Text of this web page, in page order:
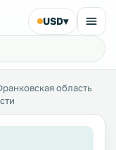
USD▾
область